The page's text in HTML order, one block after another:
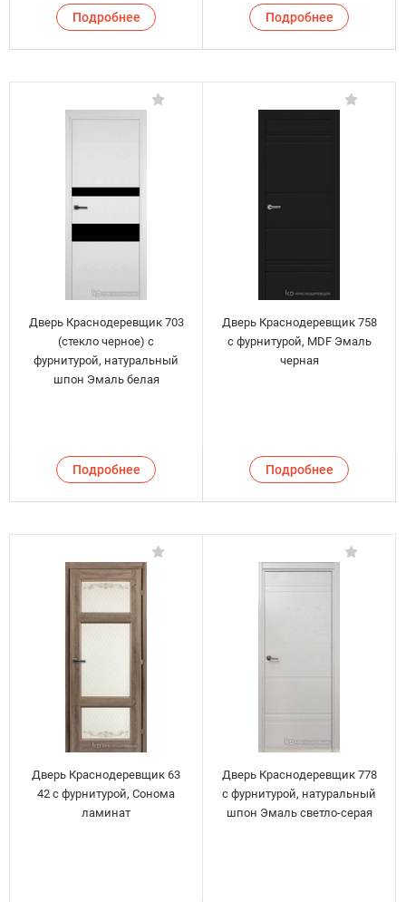
Подробнее Подробнее
Дверь Краснодеревщик 703
(стекло черное) с
фурнитурой, натуральный
шпон Эмаль белая
Подробнее
Дверь Краснодеревщик 758
с фурнитурой, MDF Эмаль
черная
Подробнее
Дверь Краснодеревщик 63
42 с фурнитурой, Сонома
ламинат
Дверь Краснодеревщик 778
с фурнитурой, натуральный
шпон Эмаль светло-серая